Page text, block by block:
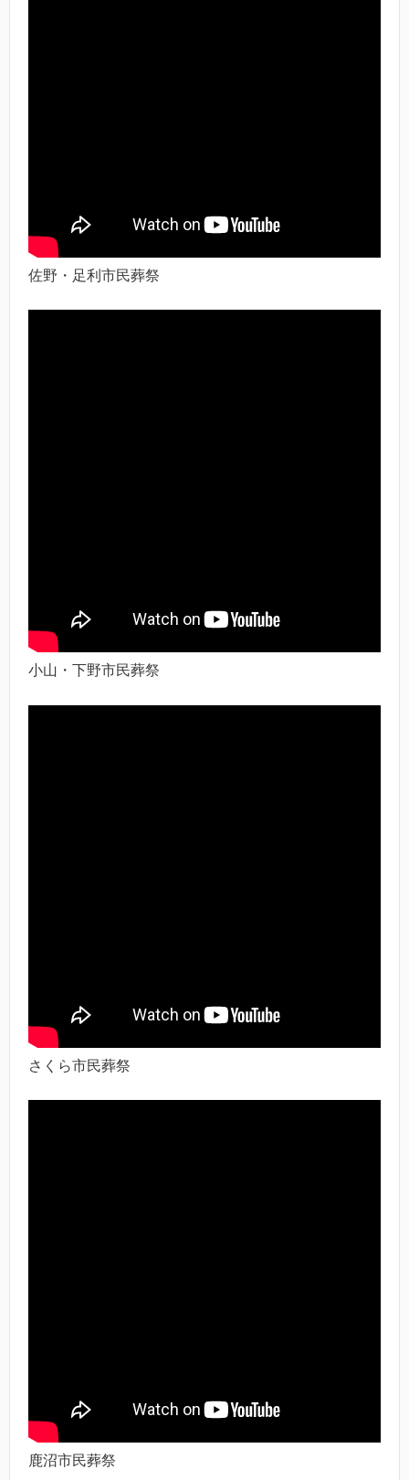
佐野・足利市民葬祭
小山・下野市民葬祭
さくら市民葬祭
鹿沼市民葬祭